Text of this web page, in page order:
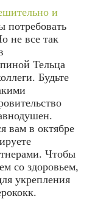
и
потребовать
не все так
Тельца
Будьте
вам в октябре
Чтобы
со здоровьем,
укрепления